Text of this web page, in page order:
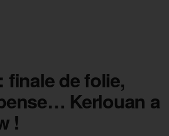
finale de folie,
Kerlouan a
!